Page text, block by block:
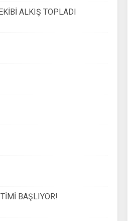
ALKIŞ TOPLADI
BAŞLIYOR!